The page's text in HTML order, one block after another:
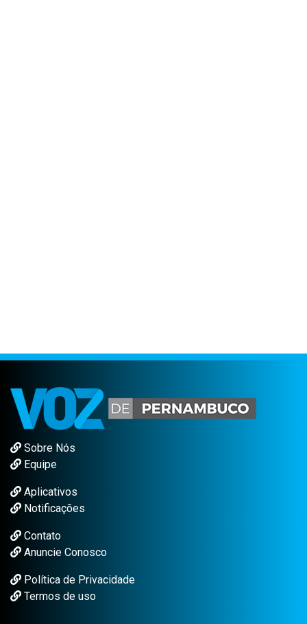
Sobre Nós
Equipe
Aplicativos
Notificações
Contato
Anuncie Conosco
Política de Privacidade
Termos de uso